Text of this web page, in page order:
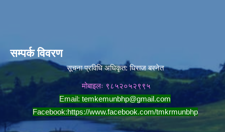
सम्पर्क विवरण
सूचना प्रविधि अधिकृत:धिराज बस्नेत
मोबाइलः ९८५२०५२९९५
Email: temkemunbhp@gmail.com
Facebook:https://www.facebook.com/tmkrmunbhp